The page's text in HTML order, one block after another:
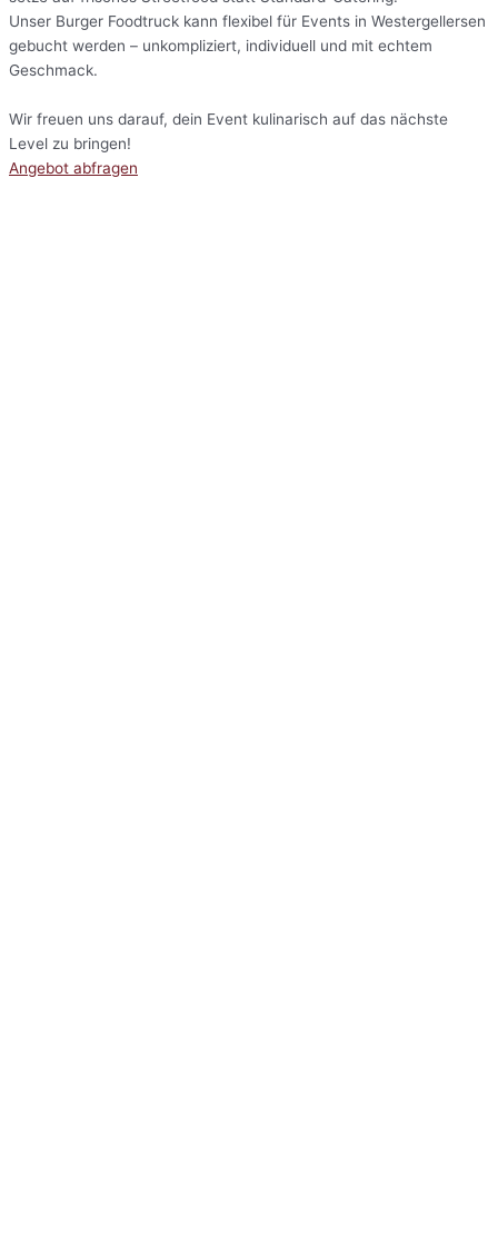
Unser Burger Foodtruck kann flexibel für Events in Westergellersen
gebucht werden – unkompliziert, individuell und mit echtem
Geschmack.
Wir freuen uns darauf, dein Event kulinarisch auf das nächste
Level zu bringen!
Angebot abfragen